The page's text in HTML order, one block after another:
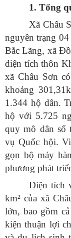
1. Tổng
Xã Châu
nguyên trạng
Bắc Lãng, xã
diện tích thôn
xã Châu Sơn
khoảng
1.344 hộ dân.
hộ với 5.725
quy mô dân số
vụ Quốc hội.
gọn bộ máy
phương phát
Diện tích
km² của xã
lớn, bao gồm
kiện thuận lợi